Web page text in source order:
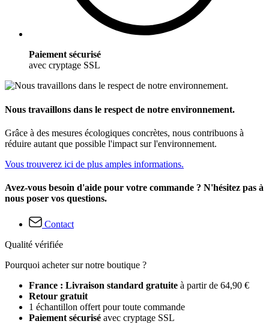
Paiement sécurisé
avec cryptage SSL
Nous travaillons dans le respect de notre environnement.
Grâce à des mesures écologiques concrètes, nous contribuons à
réduire autant que possible l'impact sur l'environnement.
Vous trouverez ici de plus amples informations.
Avez-vous besoin d'aide pour votre commande ? N'hésitez pas à
nous poser vos questions.
Contact
Qualité vérifiée
Pourquoi acheter sur notre boutique ?
France : Livraison standard gratuite à partir de 64,90 €
Retour gratuit
1 échantillon offert pour toute commande
Paiement sécurisé avec cryptage SSL